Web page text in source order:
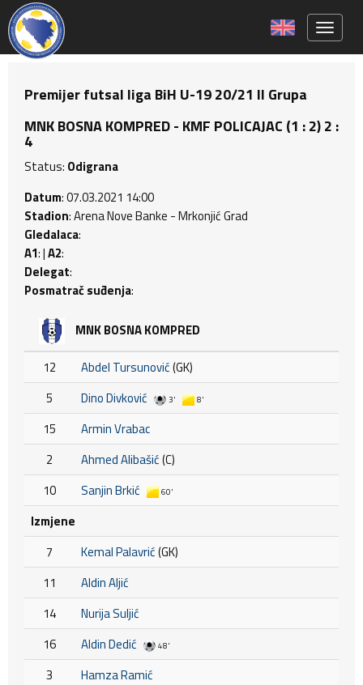
Premijer futsal liga BiH U-19 20/21 II Grupa
MNK BOSNA KOMPRED - KMF POLICAJAC (1 : 2) 2 :
4
Status: Odigrana
Datum: 07.03.2021 14:00
Stadion: Arena Nove Banke - Mrkonjić Grad
Gledalaca:
A1: |A2:
Delegat:
Posmatrač suđenja:
MNK BOSNA KOMPRED
12 Abdel Tursunović(GK)
5
Dino Divković 3' 8'
15
Armin Vrabac
2
Ahmed Alibašić(C)
10
Sanjin Brkić 60'
Izmjene
7
Kemal Palavrić(GK)
11
Aldin Aljić
14
Nurija Suljić
16
Aldin Dedić 48'
3 Hamza Ramić